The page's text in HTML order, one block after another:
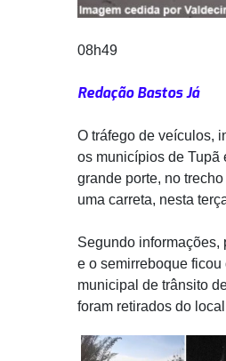
08h49
Redação Bastos Já
O tráfego de veículos,
os municípios de Tupã
grande porte, no
uma carreta, nesta
Segundo informações,
e o semirreboque
municipal de trânsito
foram retirados do